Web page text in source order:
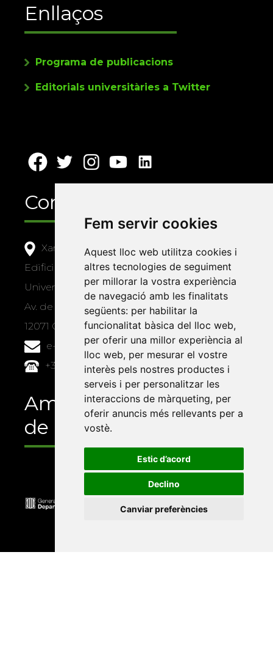
Fem servir cookies
Aquest lloc web utilitza cookies i
altres tecnologies de seguiment
per millorar la vostra experiència
de navegació amb les finalitats
següents: per habilitar la
funcionalitat bàsica del lloc web,
per oferir una millor experiència al
lloc web, per mesurar el vostre
interès pels nostres productes i
serveis i per personalitzar les
interaccions de màrqueting, per
oferir anuncis més rellevants per a
vostè.
Estic d’acord
Declino
Canviar preferències
Enllaços
Programa de publicacions
Editorials universitàries a Twitter
Contacte
Xarxa Vives d'Universitats
Edifici Àgora
Universitat Jaume I, local 10
Av. de Vicent Sos Baynat, s/n
12071 Castelló de la Plana
e-buc@vives.org
+34 964 72 89 93
Amb el suport
de